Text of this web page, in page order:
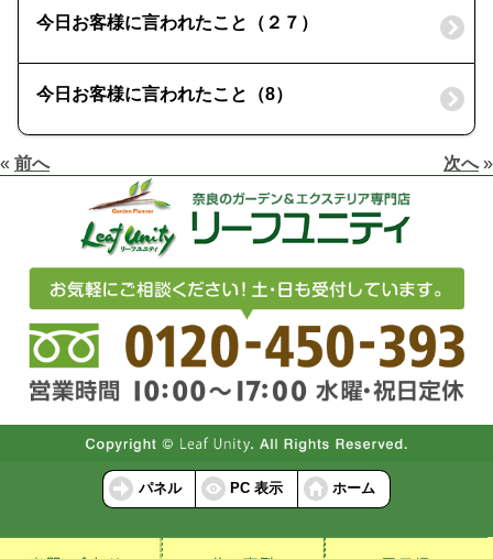
今日お客様に言われたこと（２７）
今日お客様に言われたこと（8）
« 前へ 次へ»
パネル PC 表示 ホーム